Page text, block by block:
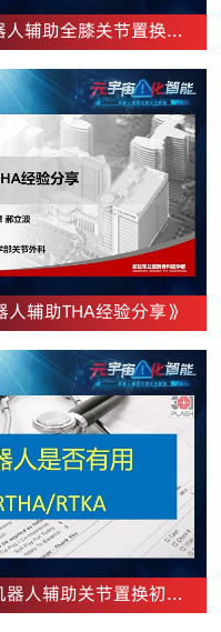
辅助全膝关节置换术
辅助THA经验分享》
人辅助关节置换初体